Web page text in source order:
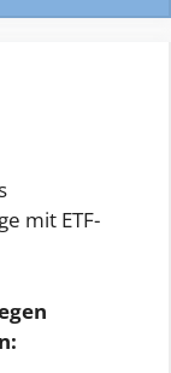
mit ETF-